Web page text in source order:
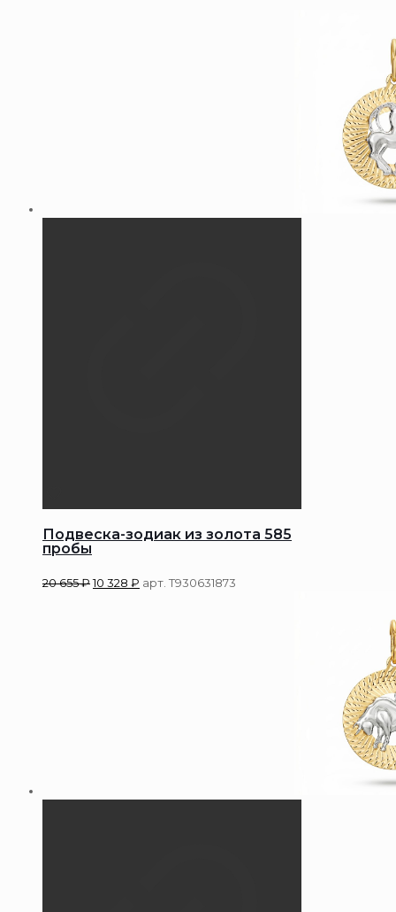
Подвеска-зодиак из золота 585
пробы
20 655₽10 328 ₽ арт. Т930631873